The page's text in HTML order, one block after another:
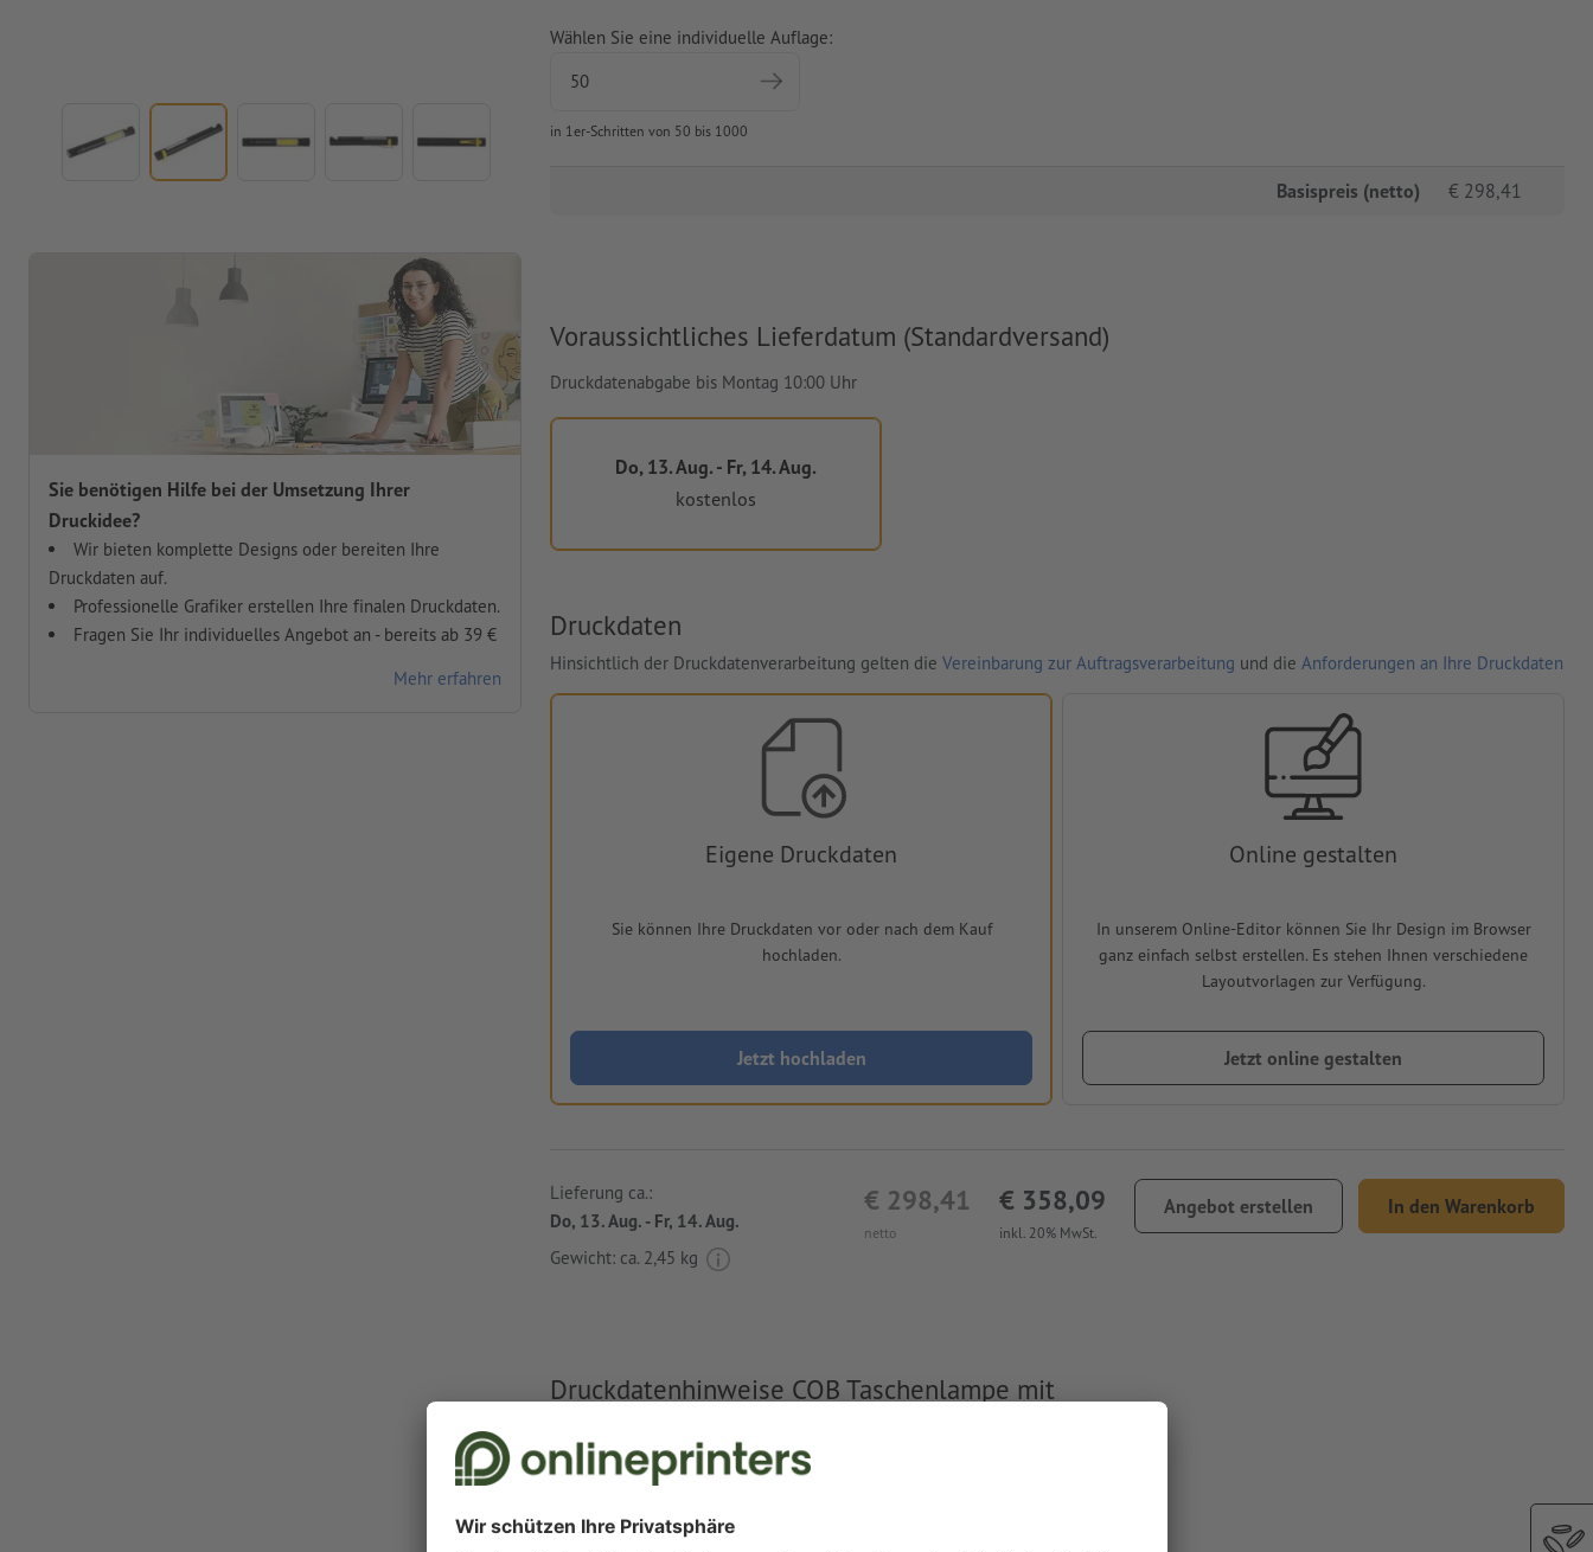
Sie benötigen Hilfe bei der Umsetzung Ihrer
Druckidee?
Wir bieten komplette Designs oder bereiten Ihre
Druckdaten auf.
Professionelle Grafiker erstellen Ihre finalen Druckdaten.
Fragen Sie Ihr individuelles Angebot an - bereits ab 39 €
Mehr erfahren
Wählen Sie eine individuelle Auflage:
in 1er-Schritten von 50 bis 1000
Basispreis (netto) € 298,41
Voraussichtliches Lieferdatum (Standardversand)
Druckdatenabgabe bis Montag 10:00 Uhr
Do, 13. Aug. - Fr, 14. Aug.
kostenlos
Druckdaten
Hinsichtlich der Druckdatenverarbeitung gelten die Vereinbarung zur Auftragsverarbeitung und die Anforderungen an Ihre Druckdaten
Eigene Druckdaten
Sie können Ihre Druckdaten vor oder nach dem Kauf
hochladen.
Jetzt hochladen
Online gestalten
In unserem Online-Editor können Sie Ihr Design im Browser
ganz einfach selbst erstellen. Es stehen Ihnen verschiedene
Layoutvorlagen zur Verfügung.
Jetzt online gestalten
netto
€ 298,41
inkl. 20% MwSt.
€ 358,09 Angebot erstellen In den Warenkorb
Lieferung ca.:
Do, 13. Aug. - Fr, 14. Aug.
Gewicht: ca. 2,45 kg
Druckdatenhinweise COB Taschenlampe mit
Datenformat
3 x 0,7 cm
Besonderheiten bei der Druckdatenerstellung: